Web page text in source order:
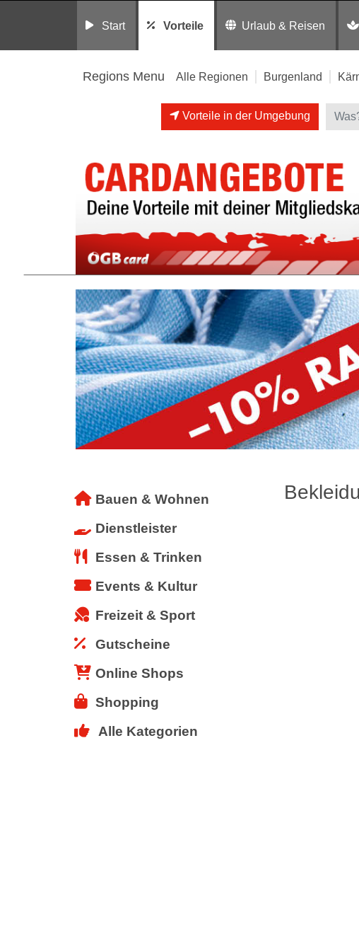
Start Vorteile Urlaub & Reisen
Regions Menu Alle Regionen Burgenland
Vorteile in der Umgebung
Bauen & Wohnen
Dienstleister
Essen & Trinken
Events & Kultur
Freizeit & Sport
Gutscheine
Online Shops
Shopping
Alle Kategorien